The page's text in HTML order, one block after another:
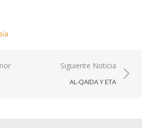
Siguiente Noticia
AL-QAIDA Y ETA